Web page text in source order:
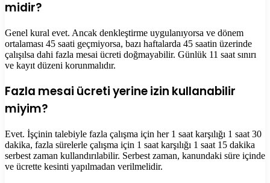
midir?
Genel kural evet. Ancak denkleştirme uygulanıyorsa ve dönem
ortalaması 45 saati geçmiyorsa, bazı haftalarda 45 saatin üzerinde
çalışılsa dahi fazla mesai ücreti doğmayabilir. Günlük 11 saat sınırı
ve kayıt düzeni korunmalıdır.
Fazla mesai ücreti yerine izin kullanabilir
miyim?
Evet. İşçinin talebiyle fazla çalışma için her 1 saat karşılığı 1 saat 30
dakika, fazla sürelerle çalışma için 1 saat karşılığı 1 saat 15 dakika
serbest zaman kullandırılabilir. Serbest zaman, kanundaki süre içinde
ve ücrette kesinti yapılmadan verilmelidir.